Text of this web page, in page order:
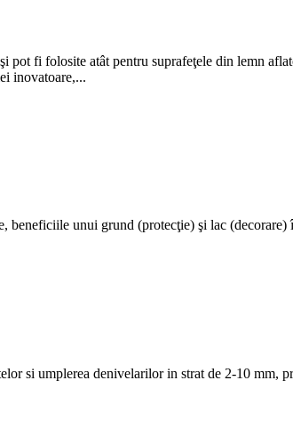
fi folosite atât pentru suprafeţele din lemn
inovatoare,...
beneficiile unui grund (protecţie) şi lac (decorare)
si umplerea denivelarilor in strat de 2-10 mm,